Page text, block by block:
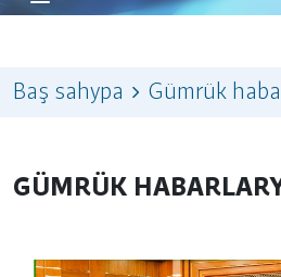
Baş sahypa Gümrük
GÜMRÜK